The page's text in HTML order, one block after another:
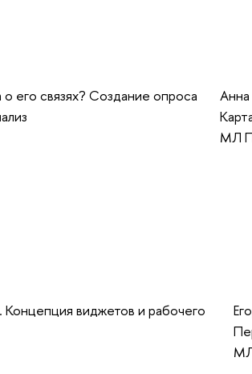
его связях? Создание опроса
Анна
МЛ
виджетов и рабочего